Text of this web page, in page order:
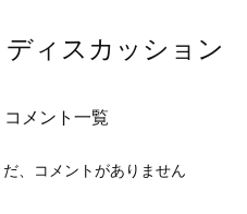
ディスカッション
コメント一覧
だ、コメントがありません